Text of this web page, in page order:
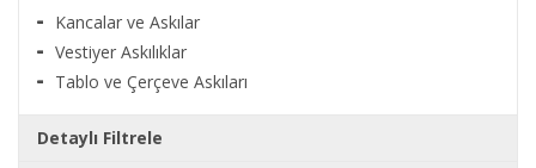
Kancalar ve Askılar
Vestiyer Askılıklar
Tablo ve Çerçeve Askıları
Detaylı Filtrele